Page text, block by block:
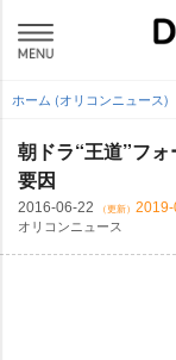
ホーム (オリコンニュース)
朝ドラ“王道”フ
要因
2016-06-22 （更新）
オリコンニュース